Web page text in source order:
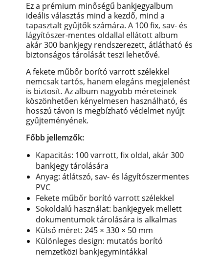
Ez a prémium minőségű bankjegyalbum
ideális választás mind a kezdő, mind a
tapasztalt gyűjtők számára. A 100 fix, sav- és
lágyítószer-mentes oldallal ellátott album
akár 300 bankjegy rendszerezett, átlátható és
biztonságos tárolását teszi lehetővé.
A fekete műbőr borító varrott szélekkel
nemcsak tartós, hanem elegáns megjelenést
is biztosít. Az album nagyobb méreteinek
köszönhetően kényelmesen használható, és
hosszú távon is megbízható védelmet nyújt
gyűjteményének.
Főbb jellemzők:
Kapacitás: 100 varrott, fix oldal, akár 300
bankjegy tárolására
Anyag: átlátszó, sav- és lágyítószermentes
PVC
Fekete műbőr borító varrott szélekkel
Sokoldalú használat: bankjegyek mellett
dokumentumok tárolására is alkalmas
Külső méret: 245 × 330 × 50 mm
Különleges design: mutatós borító
nemzetközi bankjegymintákkal